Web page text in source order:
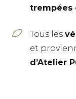
trempées
Tous les
et
d’Atelier